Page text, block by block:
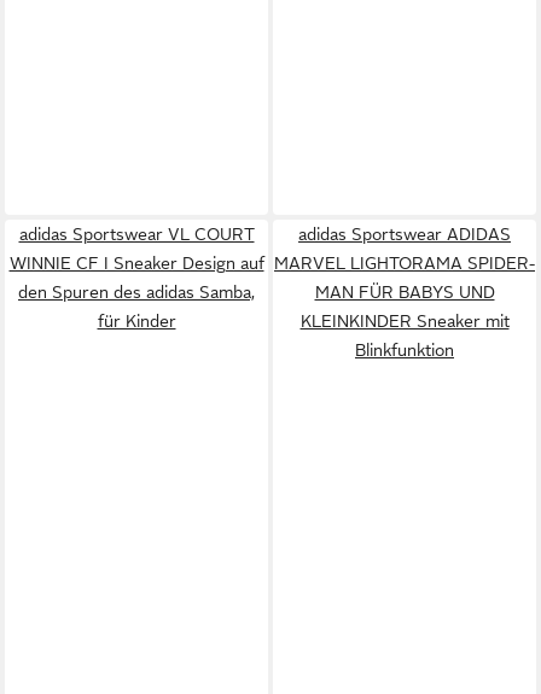
adidas Sportswear VL COURT
WINNIE CF I Sneaker Design auf
den Spuren des adidas Samba,
für Kinder
adidas Sportswear ADIDAS
MARVEL LIGHTORAMA SPIDER-
MAN FÜR BABYS UND
KLEINKINDER Sneaker mit
Blinkfunktion